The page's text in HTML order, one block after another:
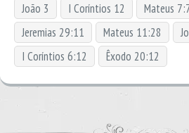
João 3
I Coríntios 12 Mateus
Jeremias 29:11
Mateus 11:28
I Coríntios 6:12
Êxodo 20:12